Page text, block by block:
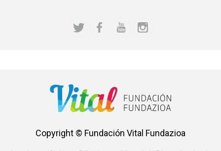
Copyright © Fundación Vital Fundazioa